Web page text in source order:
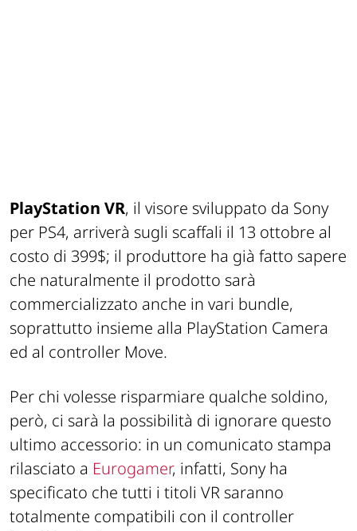
PlayStation VR, il visore sviluppato da Sony
per PS4, arriverà sugli scaffali il 13 ottobre al
costo di 399$; il produttore ha già fatto sapere
che naturalmente il prodotto sarà
commercializzato anche in vari bundle,
soprattutto insieme alla PlayStation Camera
ed al controller Move.
Per chi volesse risparmiare qualche soldino,
però, ci sarà la possibilità di ignorare questo
ultimo accessorio: in un comunicato stampa
rilasciato a Eurogamer, infatti, Sony ha
specificato che tutti i titoli VR saranno
totalmente compatibili con il controller